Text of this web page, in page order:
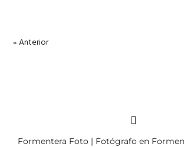
« Anterior
Formentera Foto | Fotógrafo en